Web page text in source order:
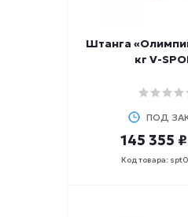
Штанга
кг V-
ПОД
145 355 ₽
Код товара: